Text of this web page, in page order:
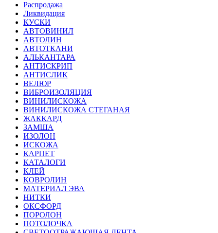
Распродажа
Ликвидация
КУСКИ
АВТОВИНИЛ
АВТОЛИН
АВТОТКАНИ
АЛЬКАНТАРА
АНТИСКРИП
АНТИСЛИК
ВЕЛЮР
ВИБРОИЗОЛЯЦИЯ
ВИНИЛИСКОЖА
ВИНИЛИСКОЖА СТЕГАНАЯ
ЖАККАРД
ЗАМША
ИЗОЛОН
ИСКОЖА
КАРПЕТ
КАТАЛОГИ
КЛЕЙ
КОВРОЛИН
МАТЕРИАЛ ЭВА
НИТКИ
ОКСФОРД
ПОРОЛОН
ПОТОЛОЧКА